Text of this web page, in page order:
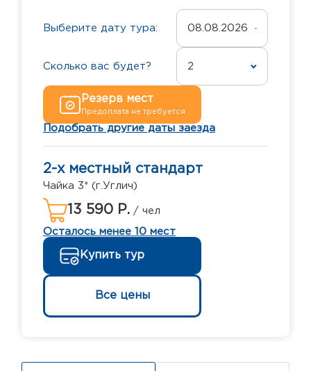
Выберите дату тура: 08.08.2026
Сколько вас будет? 2
Резерв мест
Предоплата не требуется
Подобрать другие даты заезда
2-х местный стандарт
Чайка 3* (г.Углич)
13 590 Р. / чел
Осталось менее 10 мест
Купить тур
Все цены